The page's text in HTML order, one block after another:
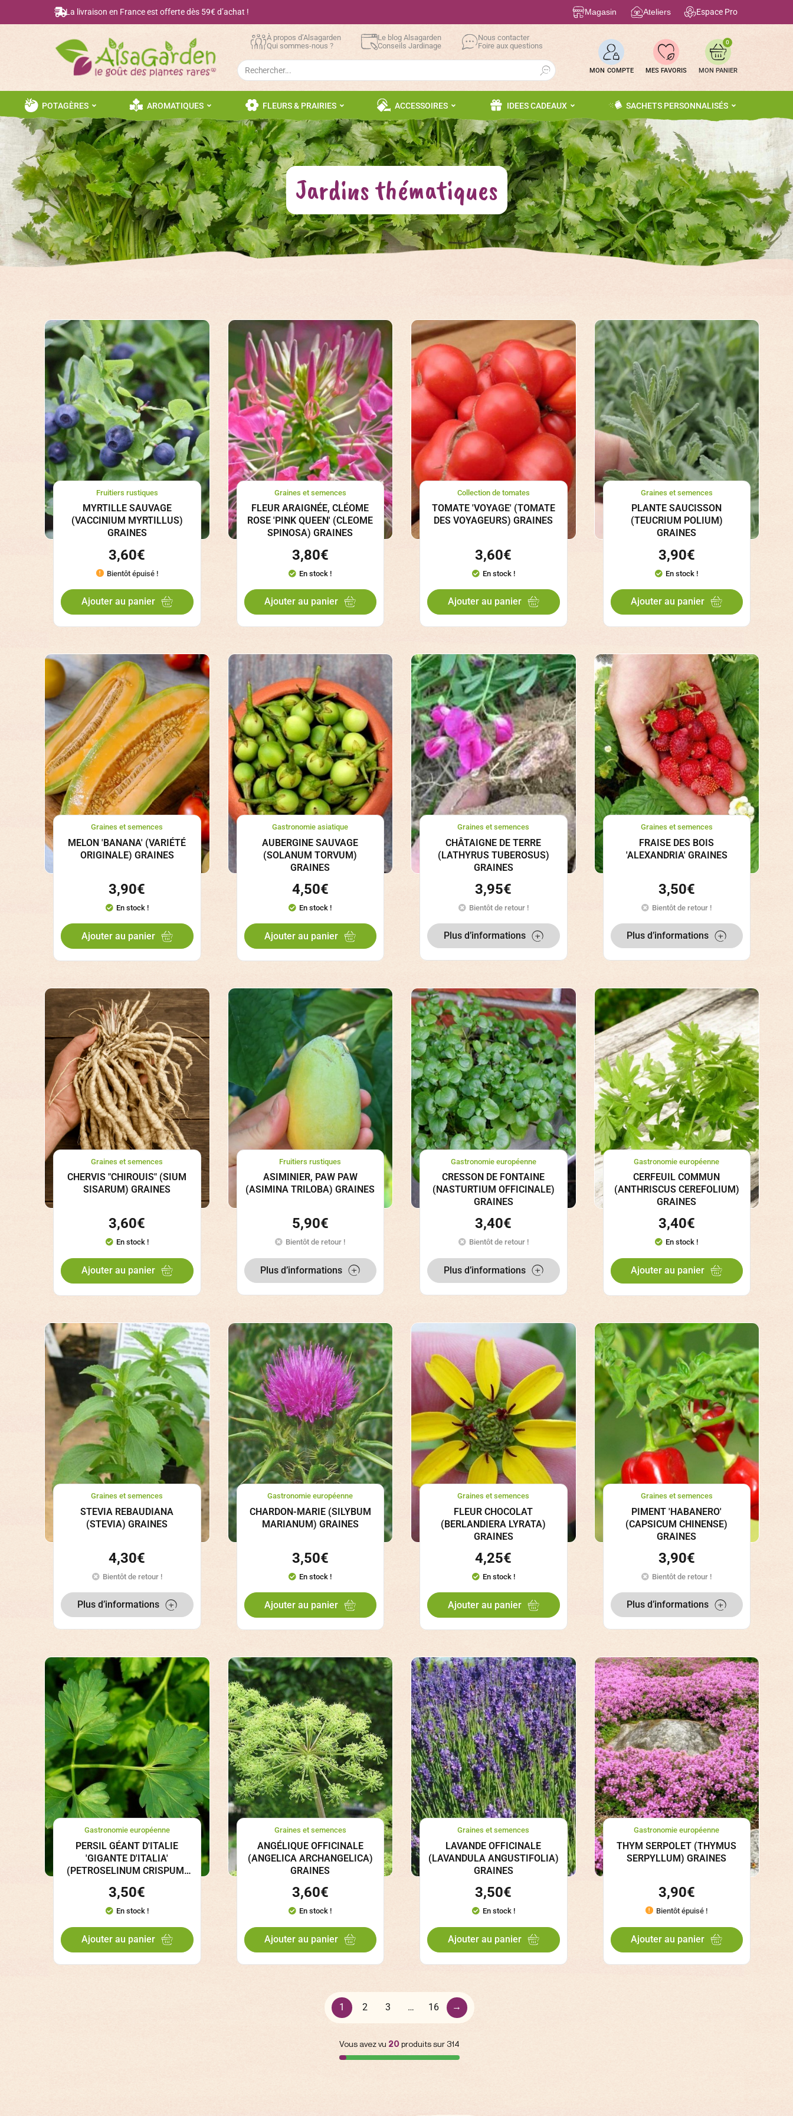
La livraison en France est offerte dès 59€ d’achat ! Magasin Ateliers Espace Pro
À propos d’Alsagarden
Qui sommes-nous ?
Le blog Alsagarden
Conseils Jardinage
Nous contacter
Foire aux questions
Search
for:
Search Button
MON COMPTE MES FAVORIS
0
POTAGÈRES AROMATIQUES FLEURS & PRAIRIES ACCESSOIRES IDEES CADEAUX SACHETS PERSONNALISÉS
Jardins thématiques
Fruitiers rustiques
MYRTILLE SAUVAGE
(VACCINIUM MYRTILLUS)
GRAINES
3,60€
Bientôt épuisé !
Ajouter au panier
Graines et semences
FLEUR ARAIGNÉE, CLÉOME
ROSE 'PINK QUEEN' (CLEOME
SPINOSA) GRAINES
3,80€
En stock !
Ajouter au panier
Collection de tomates
TOMATE 'VOYAGE' (TOMATE
DES VOYAGEURS) GRAINES
3,60€
En stock !
Ajouter au panier
Graines et semences
PLANTE SAUCISSON
(TEUCRIUM POLIUM)
GRAINES
3,90€
En stock !
Ajouter au panier
Graines et semences
MELON 'BANANA' (VARIÉTÉ
ORIGINALE) GRAINES
3,90€
En stock !
Ajouter au panier
Gastronomie asiatique
AUBERGINE SAUVAGE
(SOLANUM TORVUM)
GRAINES
4,50€
En stock !
Ajouter au panier
Graines et semences
CHÂTAIGNE DE TERRE
(LATHYRUS TUBEROSUS)
GRAINES
3,95€
Bientôt de retour !
Plus d’informations
Graines et semences
FRAISE DES BOIS
'ALEXANDRIA' GRAINES
3,50€
Bientôt de retour !
Plus d’informations
Graines et semences
CHERVIS "CHIROUIS" (SIUM
SISARUM) GRAINES
3,60€
En stock !
Ajouter au panier
Fruitiers rustiques
ASIMINIER, PAW PAW
(ASIMINA TRILOBA) GRAINES
5,90€
Bientôt de retour !
Plus d’informations
Gastronomie européenne
CRESSON DE FONTAINE
(NASTURTIUM OFFICINALE)
GRAINES
3,40€
Bientôt de retour !
Plus d’informations
Gastronomie européenne
CERFEUIL COMMUN
(ANTHRISCUS CEREFOLIUM)
GRAINES
3,40€
En stock !
Ajouter au panier
Graines et semences
STEVIA REBAUDIANA
(STEVIA) GRAINES
4,30€
Bientôt de retour !
Plus d’informations
Gastronomie européenne
CHARDON-MARIE (SILYBUM
MARIANUM) GRAINES
3,50€
En stock !
Ajouter au panier
Graines et semences
FLEUR CHOCOLAT
(BERLANDIERA LYRATA)
GRAINES
4,25€
En stock !
Ajouter au panier
Graines et semences
PIMENT 'HABANERO'
(CAPSICUM CHINENSE)
GRAINES
3,90€
Bientôt de retour !
Plus d’informations
Gastronomie européenne
PERSIL GÉANT D'ITALIE
'GIGANTE D'ITALIA'
(PETROSELINUM CRISPUM)
3,50€
En stock !
Ajouter au panier
Graines et semences
ANGÉLIQUE OFFICINALE
(ANGELICA ARCHANGELICA)
GRAINES
3,60€
En stock !
Ajouter au panier
Graines et semences
LAVANDE OFFICINALE
(LAVANDULA ANGUSTIFOLIA)
GRAINES
3,50€
En stock !
Ajouter au panier
Gastronomie européenne
THYM SERPOLET (THYMUS
SERPYLLUM) GRAINES
3,90€
Bientôt épuisé !
Ajouter au panier
1 2 3 … 16 →
Vous avez vu 20produits sur 314